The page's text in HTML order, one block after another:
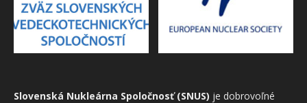
Slovenská Nukleárna Spoločnosť (SNUS) je dobrovoľné